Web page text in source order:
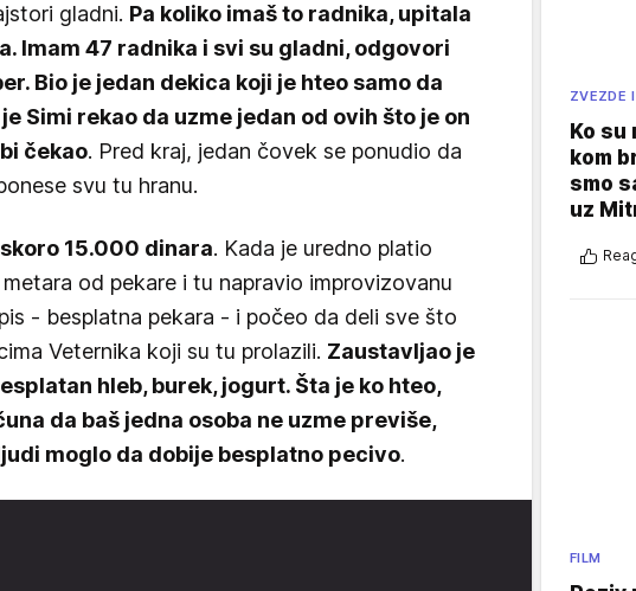
gladni. Pa koliko imaš to radnika, upitala
Imam 47 radnika i svi su gladni, odgovori
Bio je jedan dekica koji je hteo samo da
Simi rekao da uzme jedan od ovih što je on
čekao. Pred kraj, jedan čovek se ponudio da
svu tu hranu.
15.000 dinara. Kada je uredno platio
od pekare i tu napravio improvizovanu
- besplatna pekara - i počeo da deli sve što
Veternika koji su tu prolazili. Zaustavljao je
hleb, burek, jogurt. Šta je ko hteo,
da baš jedna osoba ne uzme previše,
moglo da dobije besplatno pecivo.
ZVEZDE
Ko su
kom
smo
uz
FILM